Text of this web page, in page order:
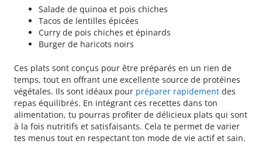
Salade de quinoa et pois chiches
Tacos de lentilles épicées
Curry de pois chiches et épinards
Burger de haricots noirs
Ces plats sont conçus pour être préparés en un rien de
temps, tout en offrant une excellente source de protéines
végétales. Ils sont idéaux pour préparer rapidement des
repas équilibrés. En intégrant ces recettes dans ton
alimentation, tu pourras profiter de délicieux plats qui sont
à la fois nutritifs et satisfaisants. Cela te permet de varier
tes menus tout en respectant ton mode de vie actif et sain.